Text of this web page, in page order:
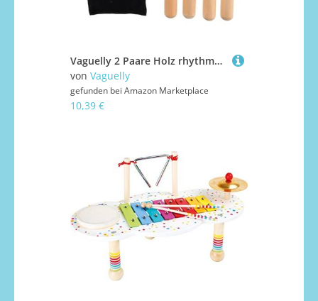
Vaguelly 2 Paare Holz rhythmussticks aus Hartholz mit Tragetasche Langlebiges Orff Percussion Instrument für Klarer Klang Praktisches Musikspielzeug Geschenk für Mädchen Jungen
von Vaguelly
gefunden bei Amazon Marketplace
10,39 €